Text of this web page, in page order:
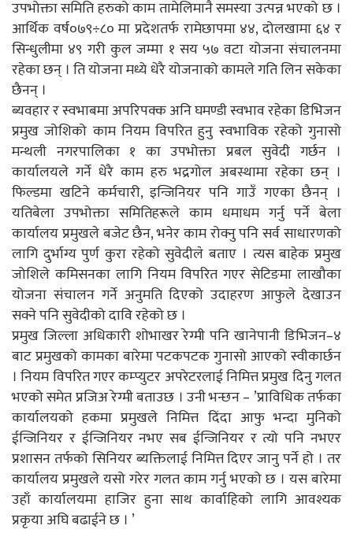
उपभोक्ता समिति हरुको काम तामेलिमानै समस्या उत्पन्न भएको छ ।
आर्थिक वर्ष०७९÷८० मा प्रदेशतर्फ रामेछापमा ४४, दोलखामा ६४ र
सिन्धुलीमा ४९ गरी कुल जम्मा १ सय ५७ वटा योजना संचालनमा
रहेका छन् । ति योजना मध्ये धेरै योजनाको कामले गति लिन सकेका
छैनन् ।
ब्यवहार र स्वभाबमा अपरिपक्क अनि घमण्डी स्वभाव रहेका डिभिजन
प्रमुख जोशिको काम नियम विपरित हुनु स्वभाविक रहेको गुनासो
मन्थली नगरपालिका १ का उपभोक्ता प्रबल सुवेदी गर्छन ।
कार्यालयले गर्ने धेरै काम हरु भद्रगोल अबस्थामा रहेका छन् ।
फिल्डमा खटिने कर्मचारी, इन्जिनियर पनि गाउँ गएका छैनन् ।
यतिबेला उपभोक्ता समितिहरूले काम धमाधम गर्नु पर्ने बेला
कार्यालय प्रमुखले बजेट छैन, भनेर काम रोक्नु पनि सर्व साधारणको
लागि दुर्भाग्य पुर्ण कुरा रहेको सुवेदीले बताए । त्यस बाहेक प्रमुख
जोशिले कमिसनका लागि नियम विपरित गएर सेटिङमा लाखौका
योजना संचालन गर्ने अनुमति दिएको उदाहरण आफुले देखाउन
सक्ने पनि सुवेदीको दावि रहेको छ ।
प्रमुख जिल्ला अधिकारी शोभाखर रेग्मी पनि खानेपानी डिभिजन–४
बाट प्रमुखको कामका बारेमा पटकपटक गुनासो आएको स्वीकार्छन
। नियम विपरित गएर कम्प्युटर अपरेटरलाई निमित्त प्रमुख दिनु गलत
भएको समेत प्रजिअ रेग्मी बताउछ । उनी भन्छन – ’प्राविधिक तर्फका
कार्यालयको हकमा प्रमुखले निमित्त दिंदा आफु भन्दा मुनिको
ईन्जिनियर र ईन्जिनियर नभए सब ईन्जिनियर र त्यो पनि नभएर
प्रशासन तर्फको सिनियर ब्यक्तिलाई निमित्त दिएर जानु पर्ने हो । तर
कार्यालय प्रमुखले यसो गरेर गलत काम गर्नु भएको छ । यस बारेमा
उहाँ कार्यालयमा हाजिर हुना साथ कार्वाहिको लागि आवश्यक
प्रकृया अघि बढाईने छ । ’